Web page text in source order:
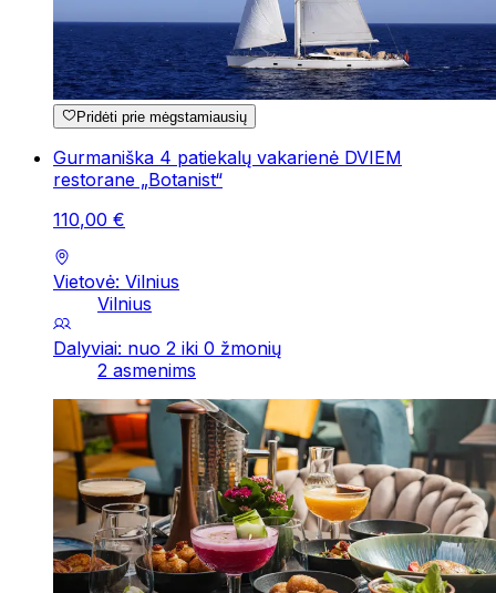
Pridėti prie mėgstamiausių
Gurmaniška 4 patiekalų vakarienė DVIEM
restorane „Botanist“
110,00 €
Vietovė: Vilnius
Vilnius
Dalyviai: nuo 2 iki 0 žmonių
2 asmenims